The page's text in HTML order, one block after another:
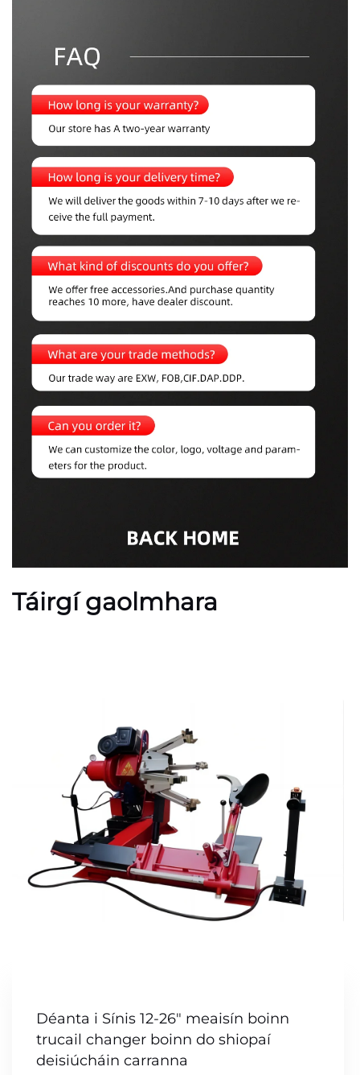
Táirgí gaolmhara
Déanta i Sínis 12-26" meaisín boinn
trucail changer boinn do shiopaí
deisiúcháin carranna